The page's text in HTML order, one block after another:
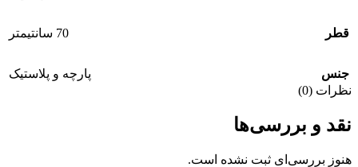
قطر 70 سانتیمتر
جنس
پارچه و پلاستیک
نظرات (0)
نقد و بررسی‌ها
هنوز بررسی‌ای ثبت نشده است.